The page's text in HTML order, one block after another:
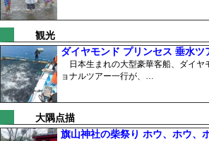
観光
ダイヤモンド プリンセス 垂水
日本生まれの大型豪華客船、ダイヤ
ョナルツアー一行が、…
大隅点描
旗山神社の柴祭り ホウ、ホウ、